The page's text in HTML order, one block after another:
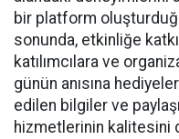
bir platform
sonunda, etkinliğe
katılımcılara ve
günün anısına
edilen bilgiler ve
hizmetlerinin kalitesini